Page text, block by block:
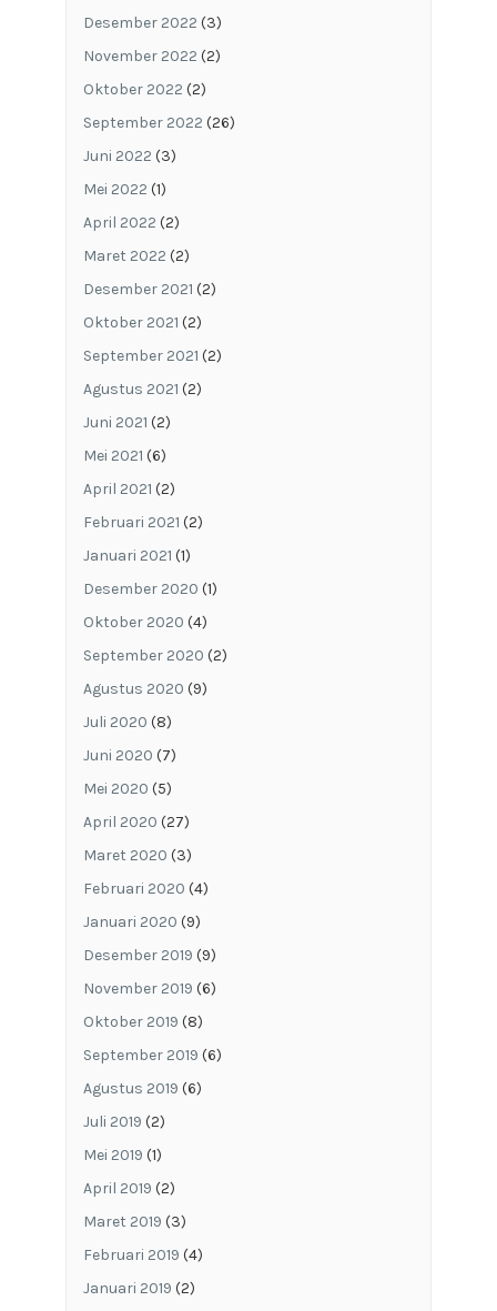
Desember 2022 (3)
November 2022 (2)
Oktober 2022 (2)
September 2022 (26)
Juni 2022 (3)
Mei 2022 (1)
April 2022 (2)
Maret 2022 (2)
Desember 2021 (2)
Oktober 2021 (2)
September 2021 (2)
Agustus 2021 (2)
Juni 2021 (2)
Mei 2021 (6)
April 2021 (2)
Februari 2021 (2)
Januari 2021 (1)
Desember 2020 (1)
Oktober 2020 (4)
September 2020 (2)
Agustus 2020 (9)
Juli 2020 (8)
Juni 2020 (7)
Mei 2020 (5)
April 2020 (27)
Maret 2020 (3)
Februari 2020 (4)
Januari 2020 (9)
Desember 2019 (9)
November 2019 (6)
Oktober 2019 (8)
September 2019 (6)
Agustus 2019 (6)
Juli 2019 (2)
Mei 2019 (1)
April 2019 (2)
Maret 2019 (3)
Februari 2019 (4)
Januari 2019 (2)